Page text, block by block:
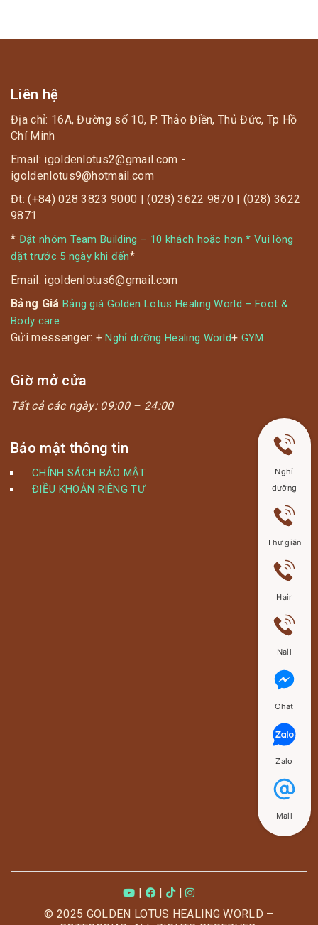
?‍♀️ Ở ngày thứ 4, các thí sinh đã phần nào làm quen
cố gắng, nỗ lực hết sức mình, bám sát theo từng
Liên hệ
Địa chỉ: 16A, Đường số 10, P. Thảo Điền, Thủ Đức, Tp Hồ
Chí Minh
Email: igoldenlotus2@gmail.com -
igoldenlotus9@hotmail.com
Đt: (+84) 028 3823 9000 | (028) 3622 9870 | (028) 3622
9871
* Đặt nhóm Team Building – 10 khách hoặc hơn * Vui lòng
đặt trước 5 ngày khi đến*
Email: igoldenlotus6@gmail.com
Bảng Giá Bảng giá Golden Lotus Healing World – Foot &
Body care
Gửi messenger: +Nghỉ dưỡng Healing World+ GYM
Giờ mở cửa
Tất cả các ngày: 09:00 – 24:00
Bảo mật thông tin
CHÍNH SÁCH BẢO MẬT
ĐIỀU KHOẢN RIÊNG TƯ
| |
|
© 2025 GOLDEN LOTUS HEALING WORLD –
Nghỉ
dưỡng
Thư giãn
Hair
Nail
Chat
Zalo
Mail